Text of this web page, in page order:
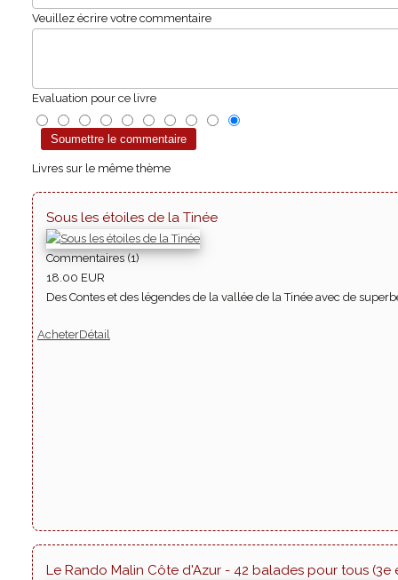
Veuillez écrire votre commentaire
Evaluation pour ce livre
Livres sur le même thème
Sous les étoiles de la Tinée
Commentaires (1)
18.00 EUR
Des Contes et des légendes de la vallée de la Tinée avec de
AcheterDétail
Le Rando Malin Côte d'Azur - 42 balades pour tous (3e